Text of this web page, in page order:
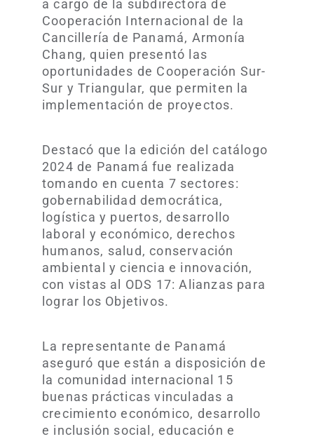
a cargo de la subdirectora de
Cooperación Internacional de la
Cancillería de Panamá, Armonía
Chang, quien presentó las
oportunidades de Cooperación Sur-
Sur y Triangular, que permiten la
implementación de proyectos.
Destacó que la edición del catálogo
2024 de Panamá fue realizada
tomando en cuenta 7 sectores:
gobernabilidad democrática,
logística y puertos, desarrollo
laboral y económico, derechos
humanos, salud, conservación
ambiental y ciencia e innovación,
con vistas al ODS 17: Alianzas para
lograr los Objetivos.
La representante de Panamá
aseguró que están a disposición de
la comunidad internacional 15
buenas prácticas vinculadas a
crecimiento económico, desarrollo
e inclusión social, educación e